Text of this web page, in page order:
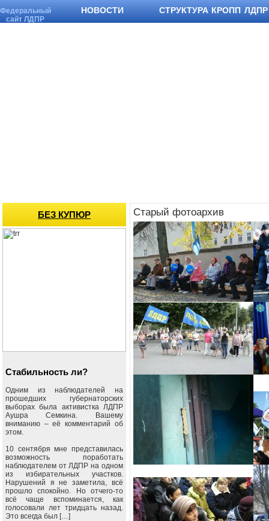
Федеральный
сайт ЛДПР
НОВОСТИ СТРУКТУРА КРОПП ЛДПР
Старый фотоархив
БЕЗ КУПЮР
Стабильность ли?
Одним из наблюдателей на
прошедших губернаторских
выборах была активистка ЛДПР
Аушра Семкина. Вашему
вниманию – её комментарий об
этом.
10 сентября мне представилась
возможность поработать
наблюдателем от ЛДПР на одном
из избирательных участков.
Нарушений я не заметила, всё
прошло спокойно. Но отчего-то
всё чаще вспоминается, как
голосовали лет тридцать назад.
Это всегда был […]